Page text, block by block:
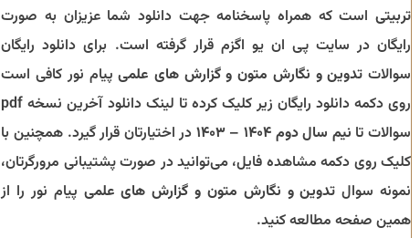
تربیتی است که همراه پاسخنامه جهت دانلود شما عزیزان به صورت
رایگان در سایت پی ان یو اگزم قرار گرفته است. برای دانلود رایگان
سوالات تدوین و نگارش متون و گزارش های علمیپیام نور کافی است
روی دکمه دانلود رایگان زیر کلیک کرده تا لینک دانلود آخرین نسخه pdf
سوالات تا نیم سال دوم ۱۴۰۴ – ۱۴۰۳
در اختیارتان قرار گیرد. همچنین با
کلیک روی دکمه مشاهده فایل، می‌توانید در صورت پشتیبانی مرورگرتان،
نمونه سوال تدوین و نگارش متون و گزارش های علمی پیام نور را از
همین صفحه مطالعه کنید.